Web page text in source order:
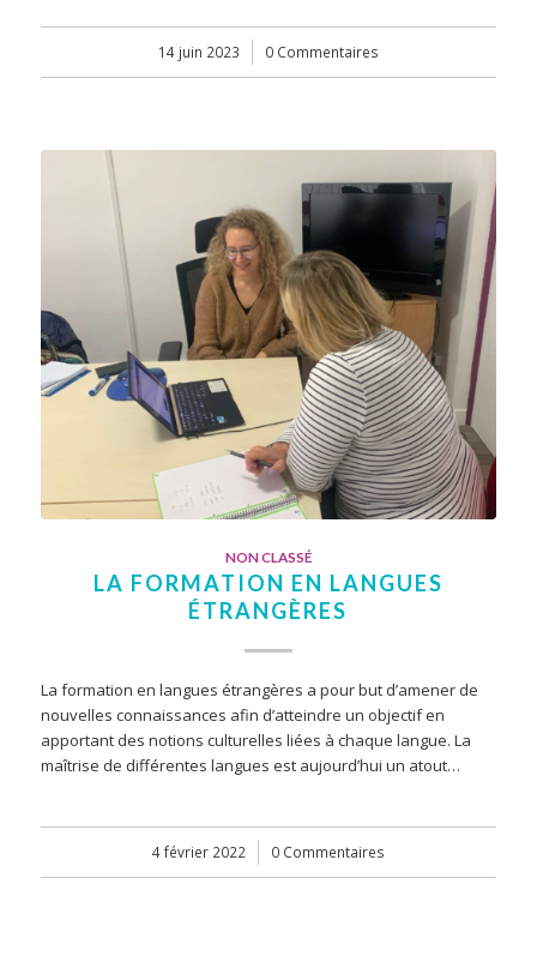
14 juin 2023
/ 0 Commentaires
NON CLASSÉ
LA FORMATION EN LANGUES
ÉTRANGÈRES
La formation en langues étrangères a pour but d’amener de
nouvelles connaissances afin d’atteindre un objectif en
apportant des notions culturelles liées à chaque langue. La
maîtrise de différentes langues est aujourd’hui un atout…
4 février 2022
/ 0 Commentaires